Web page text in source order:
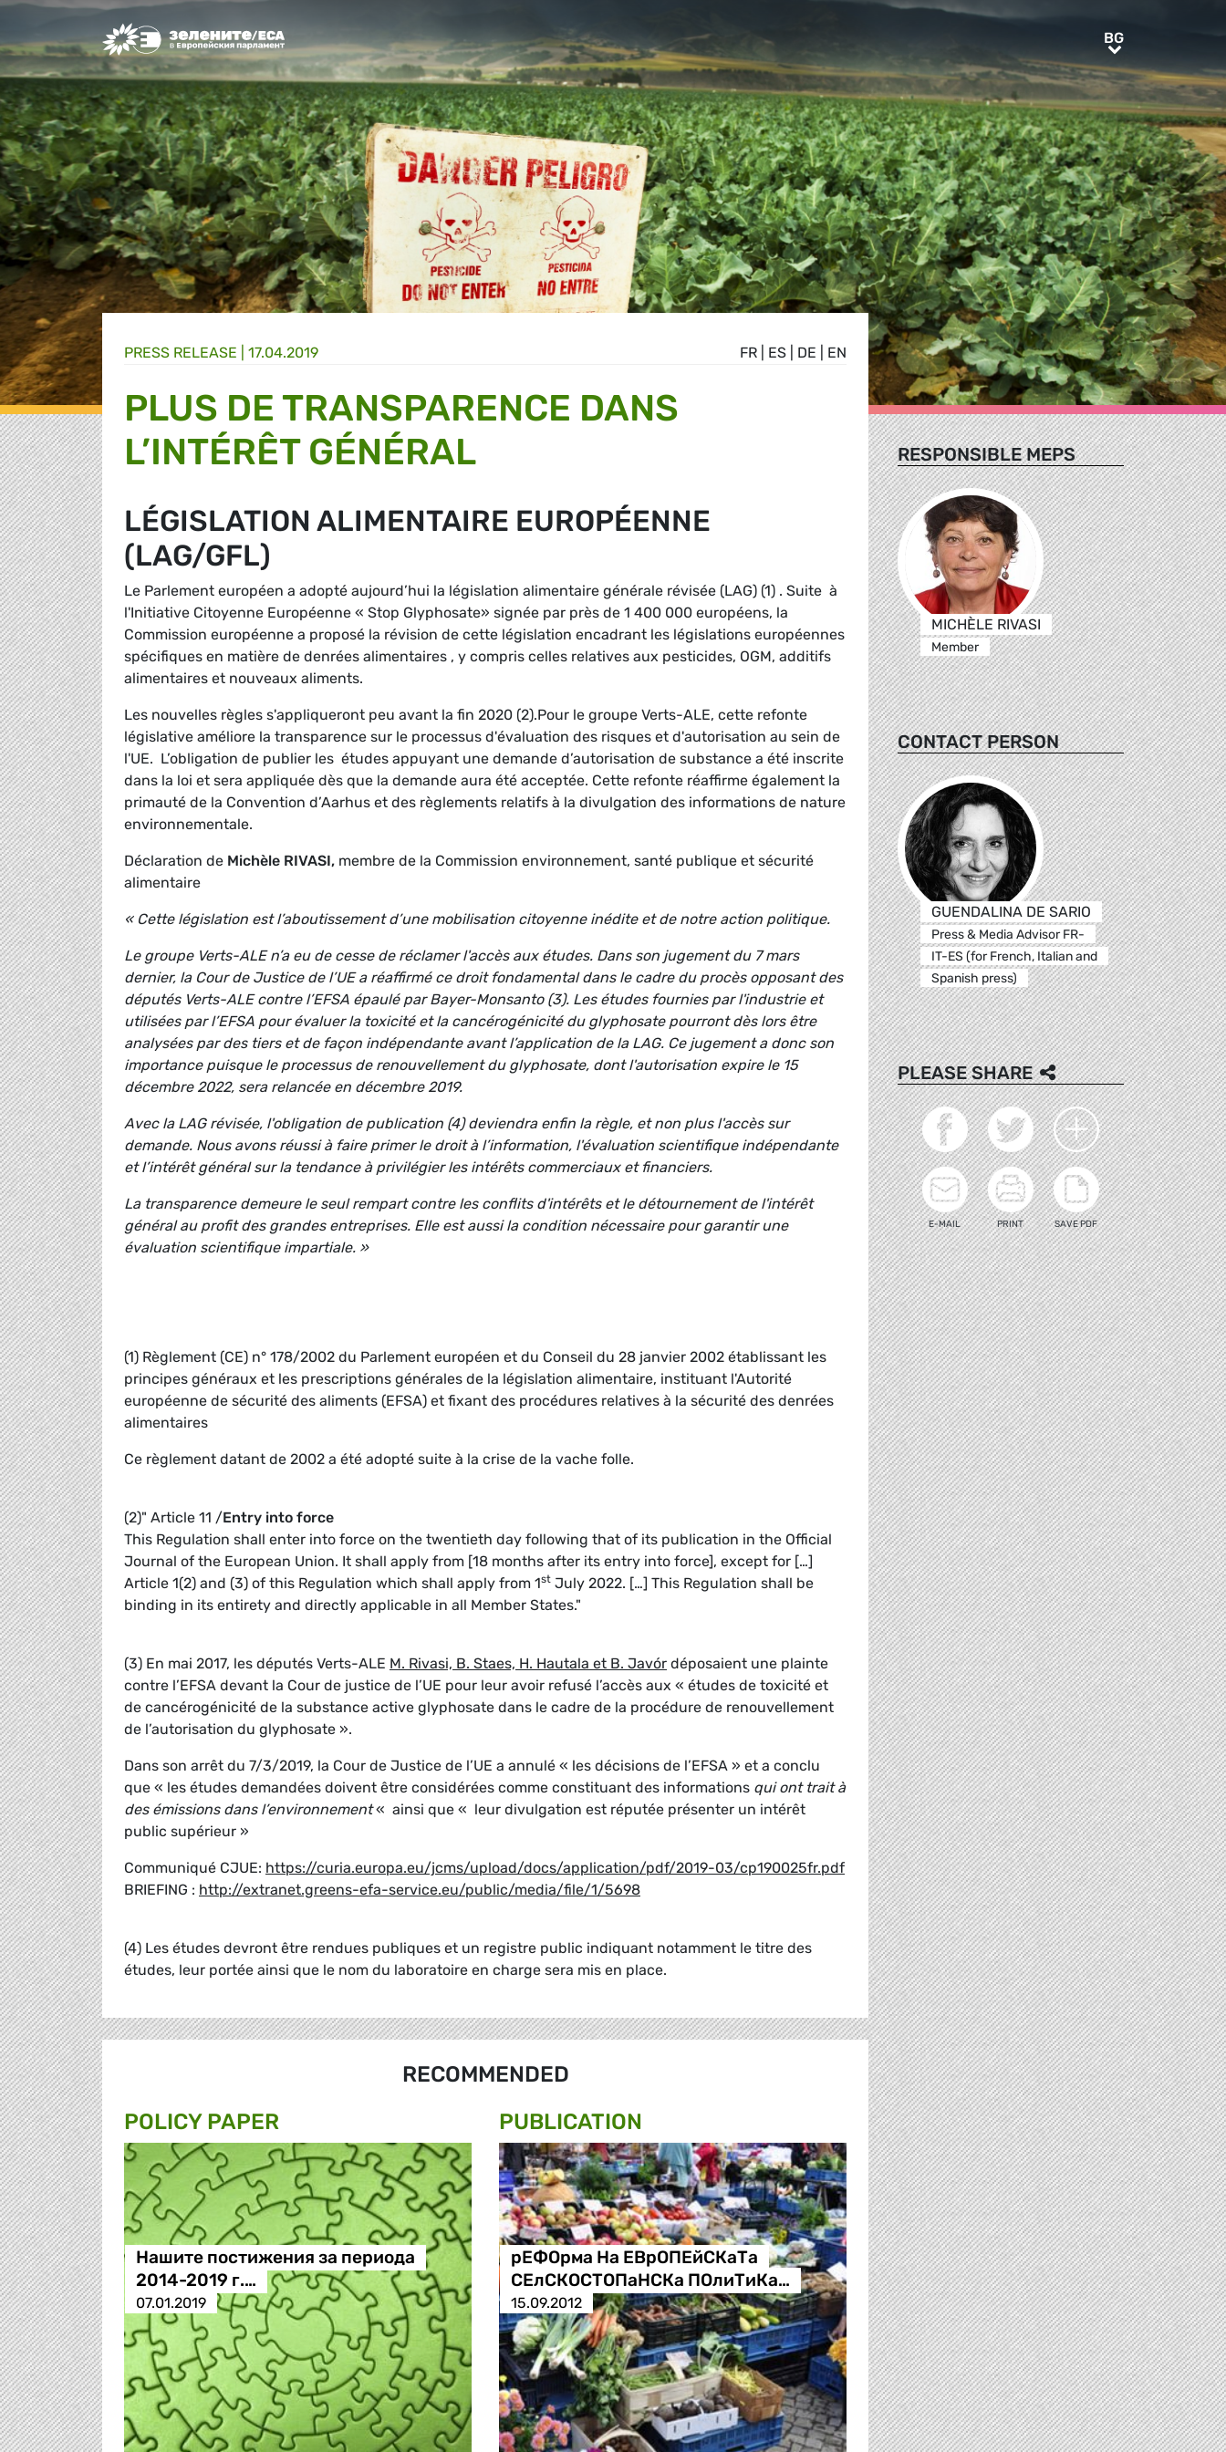
Greens/EFA Home BGBG
FR ES DE EN
PRESS RELEASE | 17.04.2019
PLUS DE TRANSPARENCE DANS
L’INTÉRÊT GÉNÉRAL
LÉGISLATION ALIMENTAIRE EUROPÉENNE
(LAG/GFL)
Le Parlement européen a adopté aujourd’hui la législation alimentaire générale révisée (LAG) (1) . Suite à
l'Initiative Citoyenne Européenne « Stop Glyphosate» signée par près de 1 400 000 européens, la
Commission européenne a proposé la révision de cette législation encadrant les législations européennes
spécifiques en matière de denrées alimentaires , y compris celles relatives aux pesticides, OGM, additifs
alimentaires et nouveaux aliments.
Les nouvelles règles s'appliqueront peu avant la fin 2020 (2).Pour le groupe Verts-ALE, cette refonte
législative améliore la transparence sur le processus d'évaluation des risques et d'autorisation au sein de
l'UE. L’obligation de publier les études appuyant une demande d’autorisation de substance a été inscrite
dans la loi et sera appliquée dès que la demande aura été acceptée. Cette refonte réaffirme également la
primauté de la Convention d’Aarhus et des règlements relatifs à la divulgation des informations de nature
environnementale.
Déclaration de Michèle RIVASI, membre de la Commission environnement, santé publique et sécurité
alimentaire
« Cette législation est l’aboutissement d’une mobilisation citoyenne inédite et de notre action politique.
Le groupe Verts-ALE n’a eu de cesse de réclamer l'accès aux études. Dans son jugement du 7 mars
dernier, la Cour de Justice de l’UE a réaffirmé ce droit fondamental dans le cadre du procès opposant des
députés Verts-ALE contre l’EFSA épaulé par Bayer-Monsanto (3). Les études fournies par l'industrie et
utilisées par l’EFSA pour évaluer la toxicité et la cancérogénicité du glyphosate pourront dès lors être
analysées par des tiers et de façon indépendante avant l’application de la LAG. Ce jugement a donc son
importance puisque le processus de renouvellement du glyphosate, dont l'autorisation expire le 15
décembre 2022, sera relancée en décembre 2019.
Avec la LAG révisée, l'obligation de publication (4)deviendra enfin la règle, et non plus l'accès sur
demande. Nous avons réussi à faire primer le droit à l’information, l'évaluation scientifique indépendante
et l’intérêt général sur la tendance à privilégier les intérêts commerciaux et financiers.
La transparence demeure le seul rempart contre les conflits d'intérêts et le détournement de l'intérêt
général au profit des grandes entreprises. Elle est aussi la condition nécessaire pour garantir une
évaluation scientifique impartiale. »
(1) Règlement (CE) n° 178/2002 du Parlement européen et du Conseil du 28 janvier 2002 établissant les
principes généraux et les prescriptions générales de la législation alimentaire, instituant l'Autorité
européenne de sécurité des aliments (EFSA) et fixant des procédures relatives à la sécurité des denrées
alimentaires
Ce règlement datant de 2002 a été adopté suite à la crise de la vache folle.
(2)" Article 11 /Entry into force
This Regulation shall enter into force on the twentieth day following that of its publication in the Official
Journal of the European Union. It shall apply from [18 months after its entry into force], except for […]
Article 1(2) and (3) of this Regulation which shall apply from 1st July 2022. […] This Regulation shall be
binding in its entirety and directly applicable in all Member States."
(3) En mai 2017, les députés Verts-ALE M. Rivasi, B. Staes, H. Hautala et B. Javór déposaient une plainte
contre l’EFSA devant la Cour de justice de l’UE pour leur avoir refusé l’accès aux « études de toxicité et
de cancérogénicité de la substance active glyphosate dans le cadre de la procédure de renouvellement
de l’autorisation du glyphosate ».
Dans son arrêt du 7/3/2019, la Cour de Justice de l’UE a annulé « les décisions de l’EFSA » et a conclu
que « les études demandées doivent être considérées comme constituant des informations qui ont trait à
des émissions dans l’environnement« ainsi que « leur divulgation est réputée présenter un intérêt
public supérieur »
Communiqué CJUE: https://curia.europa.eu/jcms/upload/docs/application/pdf/2019-03/cp190025fr.pdf
BRIEFING : http://extranet.greens-efa-service.eu/public/media/file/1/5698
(4) Les études devront être rendues publiques et un registre public indiquant notamment le titre des
études, leur portée ainsi que le nom du laboratoire en charge sera mis en place.
RECOMMENDED
POLICY PAPER
Нашите постижения за периода
2014-2019 г.…
07.01.2019
PUBLICATION
рЕФОрма На ЕВрОПЕйСКаТа
СЕлСКОСТОПаНСКа ПОлиТиКа…
15.09.2012
RESPONSIBLE MEPS
MICHÈLE RIVASI
Member
CONTACT PERSON
GUENDALINA DE SARIO
Press & Media Advisor FR-
IT-ES (for French, Italian and
Spanish press)
PLEASE SHARE
E-MAIL PRINT SAVE PDF